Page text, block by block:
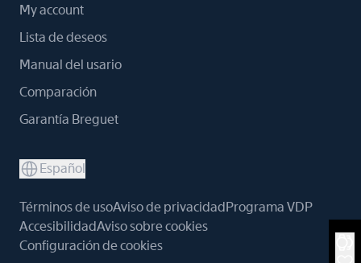
My account
Lista de deseos
Manual del usario
Comparación
Garantía Breguet
Español
Términos de usoAviso de privacidadPrograma VDP
AccesibilidadAviso sobre cookies
Configuración de cookies